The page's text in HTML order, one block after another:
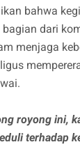
bahwa
dari
menjaga
royong ini,
terhadap